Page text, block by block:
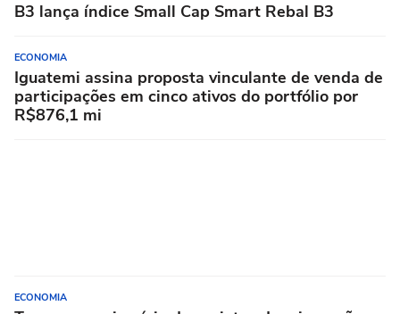
B3 lança índice Small Cap Smart Rebal B3
ECONOMIA
Iguatemi assina proposta vinculante de venda de
participações em cinco ativos do portfólio por
R$876,1 mi
ECONOMIA